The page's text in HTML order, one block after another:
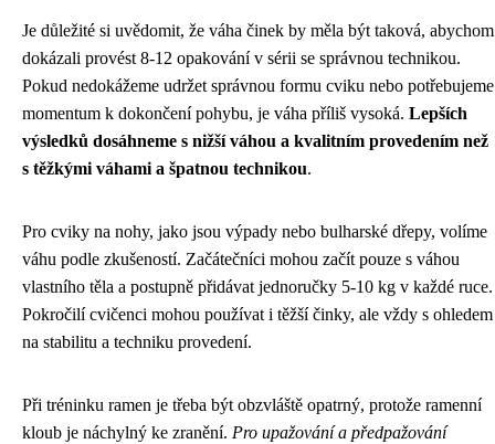
Je důležité si uvědomit, že váha činek by měla být taková, abychom
dokázali provést 8-12 opakování v sérii se správnou technikou.
Pokud nedokážeme udržet správnou formu cviku nebo potřebujeme
momentum k dokončení pohybu, je váha příliš vysoká. Lepších
výsledků dosáhneme s nižší váhou a kvalitním provedením než
s těžkými váhami a špatnou technikou.
Pro cviky na nohy, jako jsou výpady nebo bulharské dřepy, volíme
váhu podle zkušeností. Začátečníci mohou začít pouze s váhou
vlastního těla a postupně přidávat jednoručky 5-10 kg v každé ruce.
Pokročilí cvičenci mohou používat i těžší činky, ale vždy s ohledem
na stabilitu a techniku provedení.
Při tréninku ramen je třeba být obzvláště opatrný, protože ramenní
kloub je náchylný ke zranění. Pro upažování a předpažování